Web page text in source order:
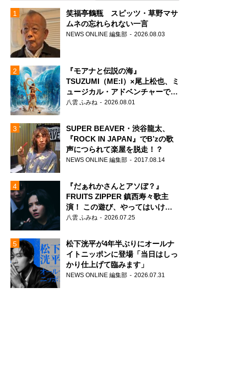
笑福亭鶴瓶 スピッツ・草野マサ
ムネの忘れられない一言
NEWS ONLINE 編集部 2026.08.03
『モアナと伝説の海』
TSUZUMI（ME:I）×尾上松也、ミ
ュージカル・アドベンチャーで美
声を響かせる
八雲 ふみね 2026.08.01
SUPER BEAVER・渋谷龍太、
『ROCK IN JAPAN』でB’zの歌
声につられて楽屋を脱走！？
NEWS ONLINE 編集部 2017.08.14
『だぁれかさんとアソぼ？』
FRUITS ZIPPER 鎮西寿々歌主
演！ この遊び、やってはいけま
せん。
八雲 ふみね 2026.07.25
松下洸平が4年半ぶりにオールナ
イトニッポンに登場「当日はしっ
かり仕上げて臨みます」
NEWS ONLINE 編集部 2026.07.31